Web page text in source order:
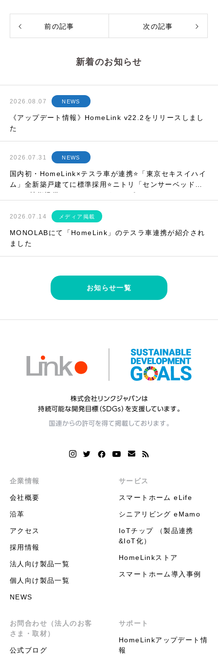
前の記事 次の記事
新着のお知らせ
2026.08.07 NEWS
《アップデート情報》HomeLink v22.2をリリースしまし
た
2026.07.31 NEWS
国内初・HomeLink×テスラ車が連携⭐「東京セキスイハイ
ム」全新築戸建てに標準採用⭐ニトリ「センサーベッド」
にIoT技術提供⭐etc…マンスリーレポート
2026.07.14 メディア掲載
MONOLABにて「HomeLink」のテスラ車連携が紹介され
ました
お知らせ一覧
企業情報
会社概要
沿革
アクセス
採用情報
法人向け製品一覧
個人向け製品一覧
NEWS
サービス
スマートホーム eLife
シニアリビング eMamo
IoTチップ （製品連携
&IoT化）
HomeLinkストア
スマートホーム導入事例
お問合わせ（法人のお客
さま・取材）
公式ブログ
サポート
HomeLinkアップデート情
報